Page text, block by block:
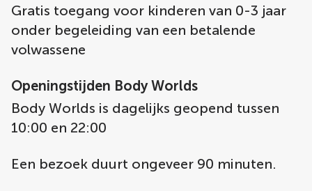
Gratis toegang voor kinderen van 0-3 jaar
onder begeleiding van een betalende
volwassene
Openingstijden Body Worlds
Body Worlds is dagelijks geopend tussen
10:00 en 22:00
Een bezoek duurt ongeveer 90 minuten.